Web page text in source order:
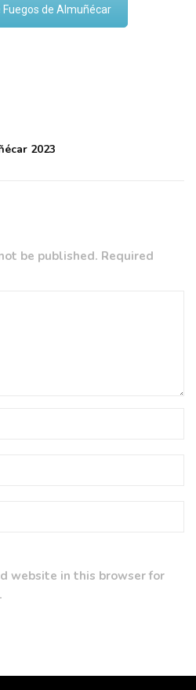
Fuegos de Almuñécar
2023
be published. Required
website in this browser for